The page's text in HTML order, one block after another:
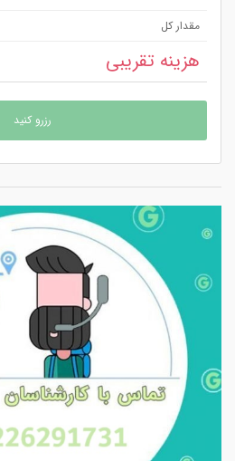
مقدار کل
هزینه تقریبی
رزرو کنید